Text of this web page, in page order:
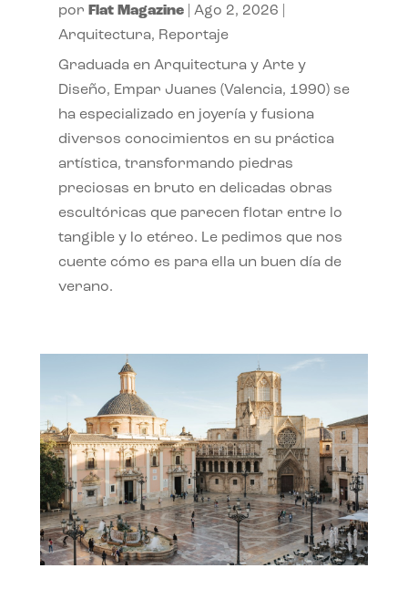
por Flat Magazine| Ago 2, 2026
Arquitectura, Reportaje
Graduada en Arquitectura y Arte y
Diseño, Empar Juanes (Valencia, 1990) se
ha especializado en joyería y fusiona
diversos conocimientos en su práctica
artística, transformando piedras
preciosas en bruto en delicadas obras
escultóricas que parecen flotar entre lo
tangible y lo etéreo. Le pedimos que nos
cuente cómo es para ella un buen día de
verano.